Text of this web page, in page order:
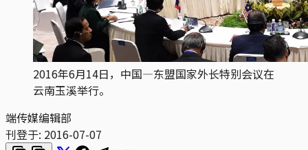
2016年6月14日，中国—东盟国家外长特别会议在
云南玉溪举行。
端传媒编辑部
刊登于: 2016-07-07